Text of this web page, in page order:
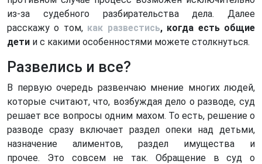
из-за судебного разбирательства дела. Далее
расскажу о том, как развестись, когда есть общие
дети и с какими особенностями можете столкнуться.
Развелись и все?
В первую очередь развенчаю мнение многих людей,
которые считают, что, возбуждая дело о разводе, суд
решает все вопросы одним махом. То есть, решение о
разводе сразу включает раздел опеки над детьми,
назначение алиментов, раздел имущества и
прочее. Это совсем не так. Обращение в суд о